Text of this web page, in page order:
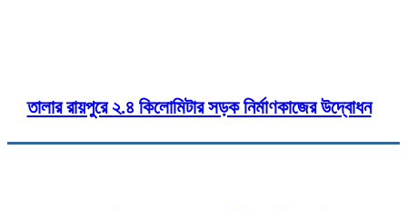
তালার রায়পুরে ২.৪ কিলোমিটার সড়ক নির্মাণকাজের উদ্বোধন